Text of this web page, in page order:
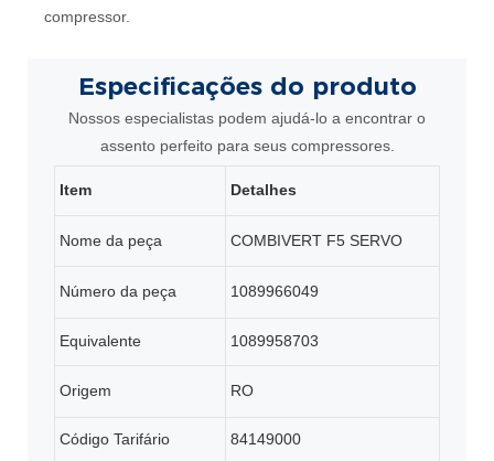
compressor.
Especificaçõesdo produto
Nossos especialistas podem ajudá-lo a encontrar o
assento perfeito para seus compressores.
Item Detalhes
Nome da peça COMBIVERT F5 SERVO
Número da peça 1089966049
Equivalente 1089958703
Origem RO
Código Tarifário 84149000